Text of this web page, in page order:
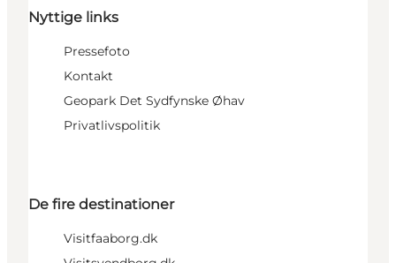
Nyttige links
Pressefoto
Kontakt
Geopark Det Sydfynske Øhav
Privatlivspolitik
De fire destinationer
Visitfaaborg.dk